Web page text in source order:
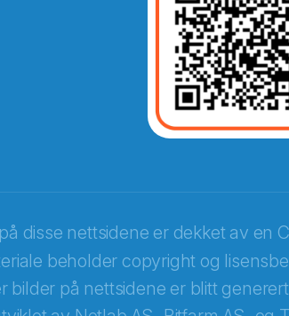
disse nettsidene er dekket av en
beholder copyright og
bilder på nettsidene er blitt